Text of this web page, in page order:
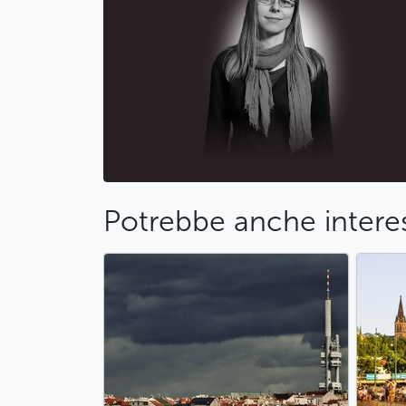
Potrebbe anche